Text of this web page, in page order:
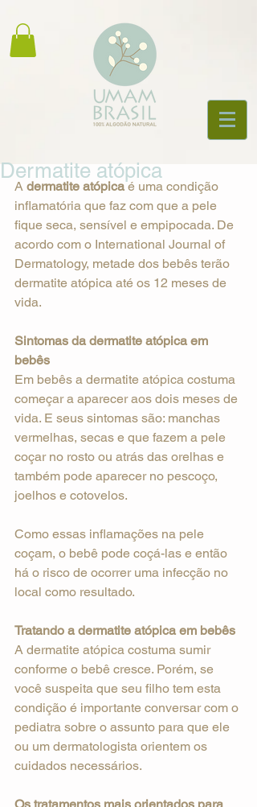
Dermatite atópica
A dermatite atópica é uma condição
inflamatória que faz com que a pele
fique seca, sensível e empipocada. De
acordo com o International Journal of
Dermatology, metade dos bebês terão
dermatite atópica até os 12 meses de
vida.
Sintomas da dermatite atópica em
bebês
Em bebês a dermatite atópica costuma
começar a aparecer aos dois meses de
vida. E seus sintomas são: manchas
vermelhas, secas e que fazem a pele
coçar no rosto ou atrás das orelhas e
também pode aparecer no pescoço,
joelhos e cotovelos.
Como essas inflamações na pele
coçam, o bebê pode coçá-las e então
há o risco de ocorrer uma infecção no
local como resultado.
Tratando a dermatite atópica em bebês
A dermatite atópica costuma sumir
conforme o bebê cresce. Porém, se
você suspeita que seu filho tem esta
condição é importante conversar com o
pediatra sobre o assunto para que ele
ou um dermatologista orientem os
cuidados necessários.